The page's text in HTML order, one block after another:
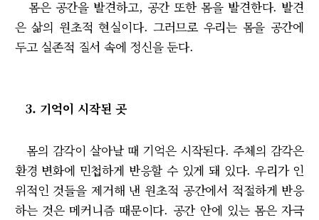
몸은 공간을 발견하고, 공간 또한 몸을 발견한다. 발견
은 삶의 원초적 현실이다. 그러므로 우리는 몸을 공간에
두고 실존적 질서 속에 정신을 둔다.
3. 기억이 시작된 곳
몸의 감각이 살아날 때 기억은 시작된다. 주체의 감각은
환경 변화에 민첩하게 반응할 수 있게 돼 있다. 우리가 인
위적인 것들을 제거해 낸 원초적 공간에서 적절하게 반응
하는 것은 메커니즘 때문이다. 공간 안에 있는 몸은 자극